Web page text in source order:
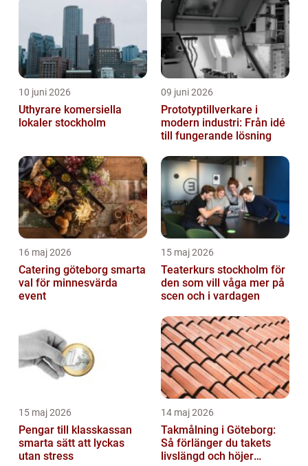
10 juni 2026
Uthyrare komersiella
lokaler stockholm
09 juni 2026
Prototyptillverkare i
modern industri: Från idé
till fungerande lösning
16 maj 2026
Catering göteborg smarta
val för minnesvärda
event
15 maj 2026
Teaterkurs stockholm för
den som vill våga mer på
scen och i vardagen
15 maj 2026
Pengar till klasskassan
smarta sätt att lyckas
utan stress
14 maj 2026
Takmålning i Göteborg:
Så förlänger du takets
livslängd och höjer